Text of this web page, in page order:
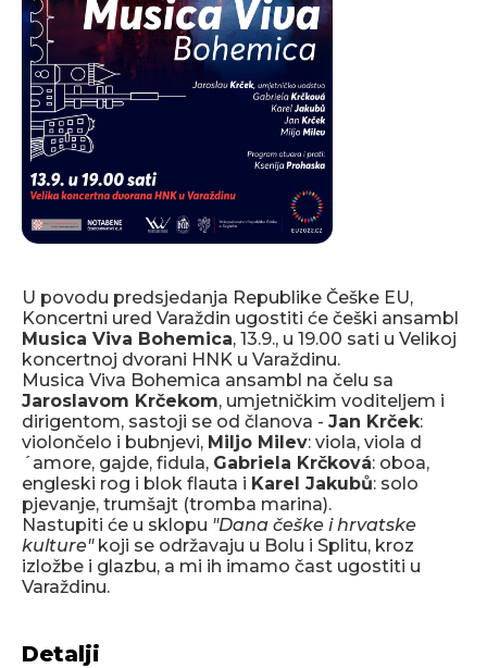
U povodu predsjedanja Republike Češke EU,
Koncertni ured Varaždin ugostiti će češki ansambl
Musica Viva Bohemica, 13.9., u 19.00 sati u Velikoj
koncertnoj dvorani HNK u Varaždinu.
Musica Viva Bohemica ansambl na čelu sa
Jaroslavom Krčekom, umjetničkim voditeljem i
dirigentom, sastoji se od članova - Jan Krček:
violončelo i bubnjevi, Miljo Milev: viola, viola d
´amore, gajde, fidula, Gabriela Krčková: oboa,
engleski rog i blok flauta i Karel Jakubů: solo
pjevanje, trumšajt (tromba marina).
Nastupiti će u sklopu "Dana češke i hrvatske
kulture"koji se održavaju u Bolu i Splitu, kroz
izložbe i glazbu, a mi ih imamo čast ugostiti u
Varaždinu.
Detalji